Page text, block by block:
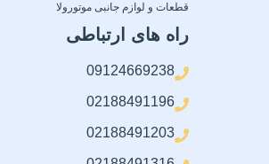
قطعات و لوازم جانبی موتورولا
راه های ارتباطی
09124669238
02188491196
02188491203